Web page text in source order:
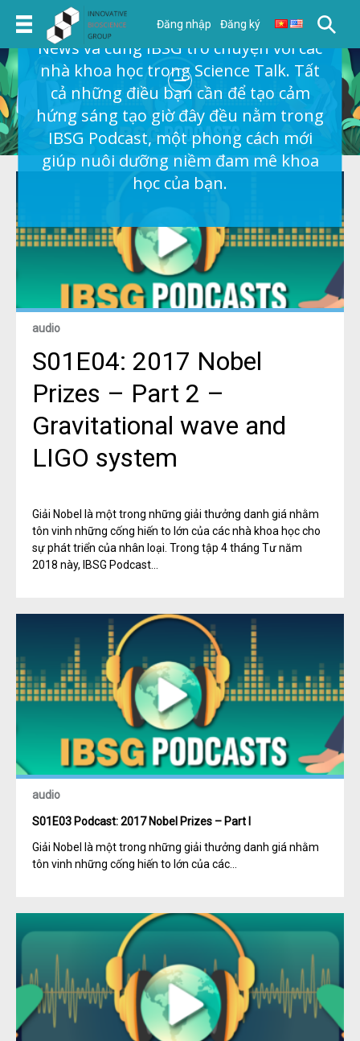
Đăng nhập Đăng ký
học mới nhất trong Science Breaking
News và cùng IBSG trò chuyện với các
nhà khoa học trong Science Talk. Tất
cả những điều bạn cần để tạo cảm
hứng sáng tạo giờ đây đều nằm trong
IBSG Podcast, một phong cách mới
giúp nuôi dưỡng niềm đam mê khoa
học của bạn.
audio
S01E04: 2017 Nobel
Prizes – Part 2 –
Gravitational wave and
LIGO system
​Giải Nobel là một trong những giải thưởng danh giá nhằm
tôn vinh những cống hiến to lớn của các nhà khoa học cho
sự phát triển của nhân loại. Trong tập 4 tháng Tư năm
2018 này, IBSG Podcast...
audio
S01E03 Podcast: 2017 Nobel Prizes – Part I
Giải Nobel là một trong những giải thưởng danh giá nhằm
tôn vinh những cống hiến to lớn của các...